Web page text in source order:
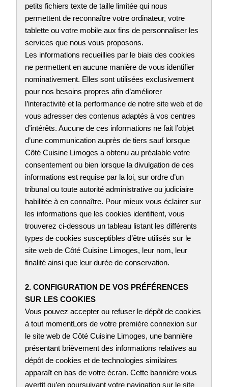
petits fichiers texte de taille limitée qui nous
permettent de reconnaître votre ordinateur, votre
tablette ou votre mobile aux fins de personnaliser les
services que nous vous proposons.
Les informations recueillies par le biais des cookies
ne permettent en aucune manière de vous identifier
nominativement. Elles sont utilisées exclusivement
pour nos besoins propres afin d’améliorer
l’interactivité et la performance de notre site web et de
vous adresser des contenus adaptés à vos centres
d’intérêts. Aucune de ces informations ne fait l’objet
d’une communication auprès de tiers sauf lorsque
Côté Cuisine Limoges a obtenu au préalable votre
consentement ou bien lorsque la divulgation de ces
informations est requise par la loi, sur ordre d’un
tribunal ou toute autorité administrative ou judiciaire
habilitée à en connaître. Pour mieux vous éclairer sur
les informations que les cookies identifient, vous
trouverez ci-dessous un tableau listant les différents
types de cookies susceptibles d’être utilisés sur le
site web de Côté Cuisine Limoges, leur nom, leur
finalité ainsi que leur durée de conservation.
2. CONFIGURATION DE VOS PRÉFÉRENCES
SUR LES COOKIES
Vous pouvez accepter ou refuser le dépôt de cookies
à tout momentLors de votre première connexion sur
le site web de Côté Cuisine Limoges, une bannière
présentant brièvement des informations relatives au
dépôt de cookies et de technologies similaires
apparaît en bas de votre écran. Cette bannière vous
avertit qu’en poursuivant votre navigation sur le site